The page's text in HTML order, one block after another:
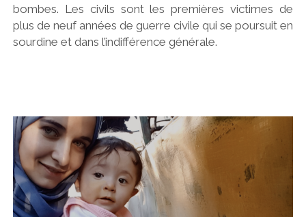
bombes. Les civils sont les premières victimes de
plus de neuf années de guerre civile qui se poursuit en
sourdine et dans l’indifférence générale.